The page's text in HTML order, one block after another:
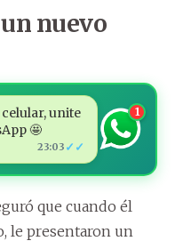
nuevo
unite
🤩
23:03 ✓✓
1
que cuando él
le presentaron un